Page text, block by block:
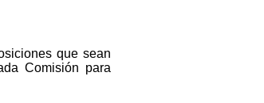
que sean
Comisión para